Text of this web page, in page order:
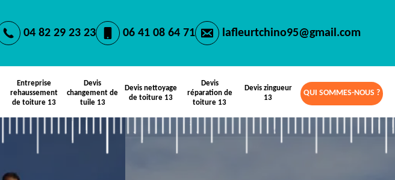
04 82 29 23 23 06 41 08 64 71 lafleurtchino95@gmail.com
Entreprise
rehaussement
de toiture 13
Devis
changement de
tuile 13
Devis nettoyage
de toiture 13
Devis
réparation de
toiture 13
Devis zingueur
13
QUI SOMMES-NOUS ?